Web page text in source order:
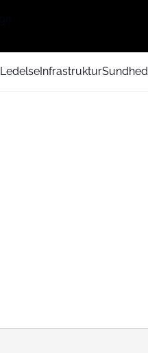
LedelseInfrastrukturSundhed